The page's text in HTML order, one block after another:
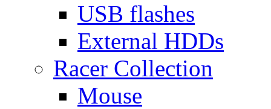
USB flashes
External HDDs
Racer Collection
Mouse